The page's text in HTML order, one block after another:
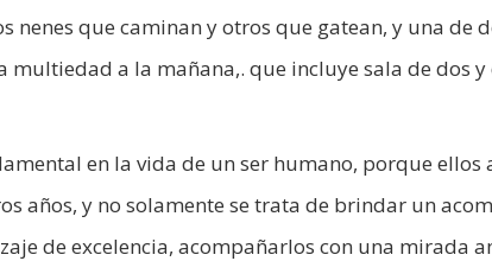
nenes que caminan y otros que gatean, y una de
multiedad a la mañana,. que incluye sala de dos
en la vida de un ser humano, porque ellos
años, y no solamente se trata de brindar un
de excelencia, acompañarlos con una mirada